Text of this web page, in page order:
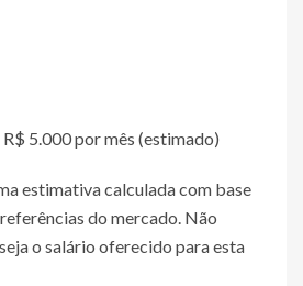
R$ 5.000 por mês (estimado)
estimativa calculada com base
do mercado. Não
o salário oferecido para esta